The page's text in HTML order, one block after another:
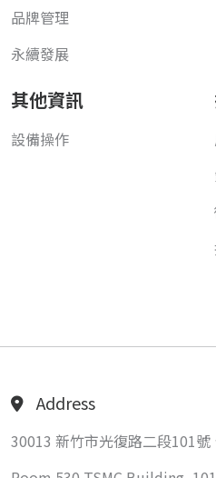
品牌管理
永續發展
其他資訊
設備操作
Address
30013 新竹市光復路二段101號